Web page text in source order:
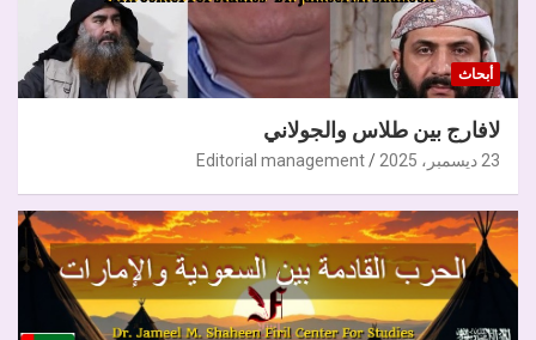
أبحاث
لافارج بين طلاس والجولاني
23 ديسمبر، 2025 Editorial management